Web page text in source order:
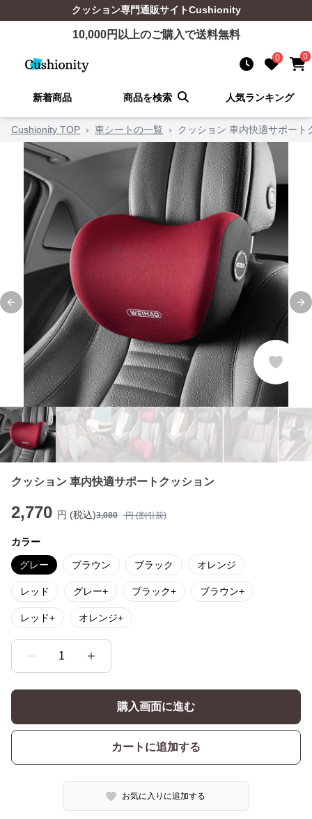
クッション専門通販サイトCushionity
10,000円以上のご購入で送料無料
0 0
新着商品 商品を検索 人気ランキング
Cushionity TOP › 車シートの一覧 › クッション 車内快適サポート
Previous slide
クッション 車内快適サポートクッション
2,770 円 (税込)3,080 円 (割引前)
カラー
グレー ブラウン ブラック オレンジ
レッド グレー+ ブラック+ ブラウン+
レッド+ オレンジ+
1
購入画面に進む
カートに追加する
お気に入りに追加する